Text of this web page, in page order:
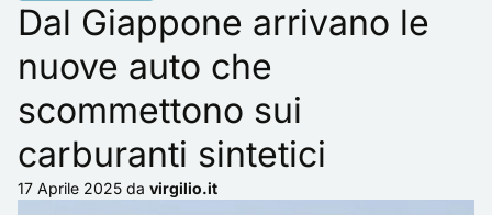
Dal Giappone arrivano le
nuove auto che
scommettono sui
carburanti sintetici
17 Aprile 2025 da virgilio.it